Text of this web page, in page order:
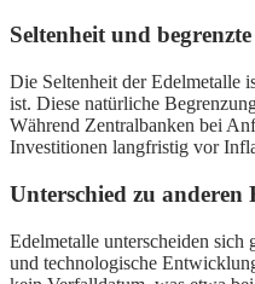
Seltenheit und
Die Seltenheit der Edelmetalle
ist. Diese natürliche
Während Zentralbanken bei
Investitionen langfristig vor
Unterschied zu
Edelmetalle unterscheiden
und technologische